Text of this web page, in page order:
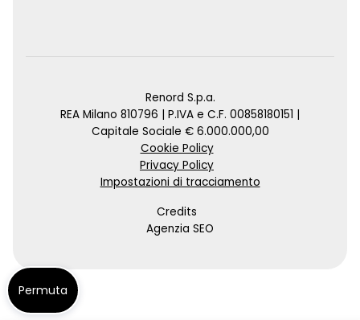
Renord S.p.a.
REA Milano 810796 | P.IVA e C.F. 00858180151 |
Capitale Sociale € 6.000.000,00
Cookie Policy
Privacy Policy
Impostazioni di tracciamento
Credits
Agenzia SEO
Permuta